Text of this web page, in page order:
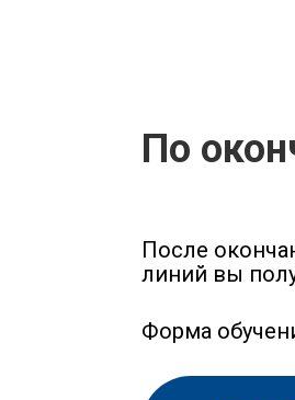
По
После
линий вы
Форма